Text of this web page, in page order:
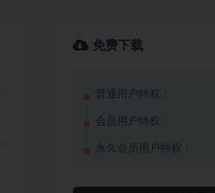
免费下载
普通用户特权：
会员用户特权：
永久会员用户特权：